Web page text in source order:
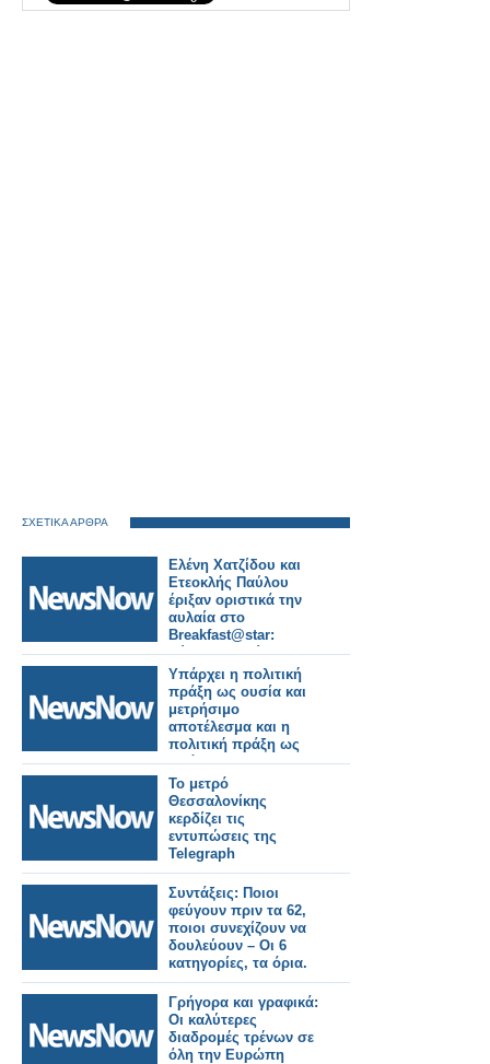
ΣΧΕΤΙΚΑ ΑΡΘΡΑ
Ελένη Χατζίδου και
Ετεοκλής Παύλου
έριξαν οριστικά την
αυλαία στο
Breakfast@star:
Εύχομαι καλύτερες
μέρες για την
τηλεόραση
Υπάρχει η πολιτική
πράξη ως ουσία και
μετρήσιμο
αποτέλεσμα και η
πολιτική πράξη ως
πρόσκαιρες
εντυπώσεις μέσω
διαστρέβλωσης των
γεγονότων και της
πραγματικότητας,
χωρίς κανένα
μετρήσιμο
αποτέλεσμα, απλά για
ατομική εξύψωση και
στιγμιαία
ικανοποίηση.
Το μετρό
Θεσσαλονίκης
κερδίζει τις
εντυπώσεις της
Telegraph
Συντάξεις: Ποιοι
φεύγουν πριν τα 62,
ποιοι συνεχίζουν να
δουλεύουν – Οι 6
κατηγορίες, τα όρια.
Γρήγορα και γραφικά:
Οι καλύτερες
διαδρομές τρένων σε
όλη την Ευρώπη